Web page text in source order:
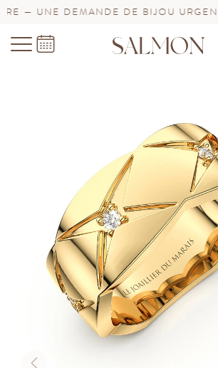
— UNE DEMANDE DE BIJOU